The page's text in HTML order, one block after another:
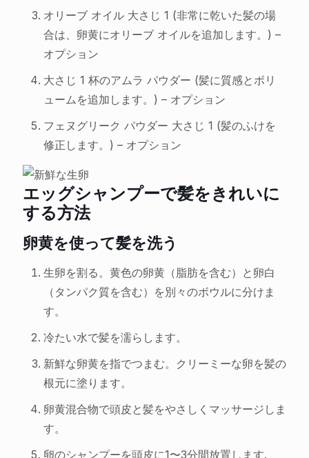
オリーブ オイル 大さじ 1 (非常に乾いた髪の場
合は、卵黄にオリーブ オイルを追加します。) –
オプション
大さじ 1 杯のアムラ パウダー (髪に質感とボリ
ュームを追加します。) – オプション
フェヌグリーク パウダー 大さじ 1 (髪のふけを
修正します。) – オプション
エッグシャンプーで髪をきれいに
する方法
卵黄を使って髪を洗う
生卵を割る。黄色の卵黄（脂肪を含む）と卵白
（タンパク質を含む）を別々のボウルに分けま
す。
冷たい水で髪を濡らします。
新鮮な卵黄を指でつまむ。クリーミーな卵を髪の
根元に塗ります。
卵黄混合物で頭皮と髪をやさしくマッサージしま
す。
卵のシャンプーを頭皮に1〜3分間放置します.